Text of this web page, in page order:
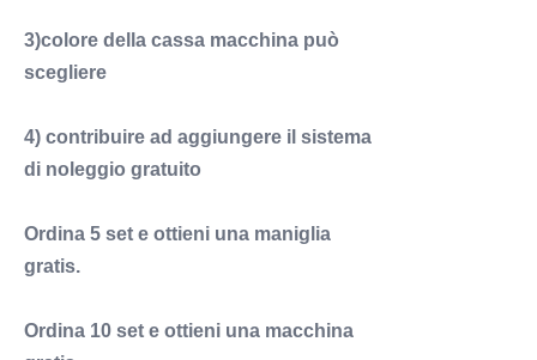
3)colore della cassa macchina può
scegliere
4) contribuire ad aggiungere il sistema
di noleggio gratuito
Ordina 5 set e ottieni una maniglia
gratis.
Ordina 10 set e ottieni una macchina